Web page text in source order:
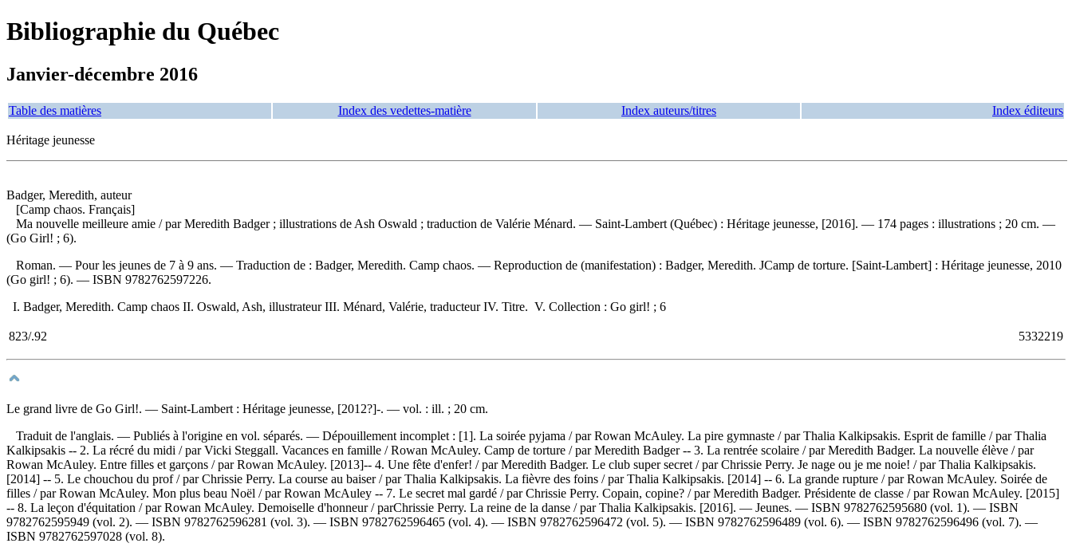
Bibliographie du Québec
Janvier-décembre 2016
Table des matières Index des vedettes-matière Index auteurs/titres Index éditeurs
Héritage jeunesse
Badger, Meredith, auteur
[Camp chaos. Français]
Ma nouvelle meilleure amie / par Meredith Badger ; illustrations de Ash Oswald ; traduction de Valérie Ménard. — Saint-Lambert (Québec) : Héritage jeunesse, [2016]. — 174 pages : illustrations ; 20 cm. —
(Go Girl! ; 6).
Roman. — Pour les jeunes de 7 à 9 ans. — Traduction de : Badger, Meredith. Camp chaos. — Reproduction de (manifestation) : Badger, Meredith. JCamp de torture. [Saint-Lambert] : Héritage jeunesse, 2010
(Go girl! ; 6). — ISBN 9782762597226.
I. Badger, Meredith. Camp chaos II. Oswald, Ash, illustrateur III. Ménard, Valérie, traducteur IV. Titre. V. Collection : Go girl! ; 6
823/.92 5332219
Le grand livre de Go Girl!. — Saint-Lambert : Héritage jeunesse, [2012?]-. — vol. : ill. ; 20 cm.
Traduit de l'anglais. — Publiés à l'origine en vol. séparés. — Dépouillement incomplet : [1]. La soirée pyjama / par Rowan McAuley. La pire gymnaste / par Thalia Kalkipsakis. Esprit de famille / par Thalia
Kalkipsakis -- 2. La récré du midi / par Vicki Steggall. Vacances en famille / Rowan McAuley. Camp de torture / par Meredith Badger -- 3. La rentrée scolaire / par Meredith Badger. La nouvelle élève / par
Rowan McAuley. Entre filles et garçons / par Rowan McAuley. [2013]-- 4. Une fête d'enfer! / par Meredith Badger. Le club super secret / par Chrissie Perry. Je nage ou je me noie! / par Thalia Kalkipsakis.
[2014] -- 5. Le chouchou du prof / par Chrissie Perry. La course au baiser / par Thalia Kalkipsakis. La fièvre des foins / par Thalia Kalkipsakis. [2014] -- 6. La grande rupture / par Rowan McAuley. Soirée de
filles / par Rowan McAuley. Mon plus beau Noël / par Rowan McAuley -- 7. Le secret mal gardé / par Chrissie Perry. Copain, copine? / par Meredith Badger. Présidente de classe / par Rowan McAuley. [2015]
-- 8. La leçon d'équitation / par Rowan McAuley. Demoiselle d'honneur / parChrissie Perry. La reine de la danse / par Thalia Kalkipsakis. [2016]. — Jeunes. — ISBN 9782762595680 (vol. 1). — ISBN
9782762595949 (vol. 2). — ISBN 9782762596281 (vol. 3). — ISBN 9782762596465 (vol. 4). — ISBN 9782762596472 (vol. 5). — ISBN 9782762596489 (vol. 6). — ISBN 9782762596496 (vol. 7). —
ISBN 9782762597028 (vol. 8).